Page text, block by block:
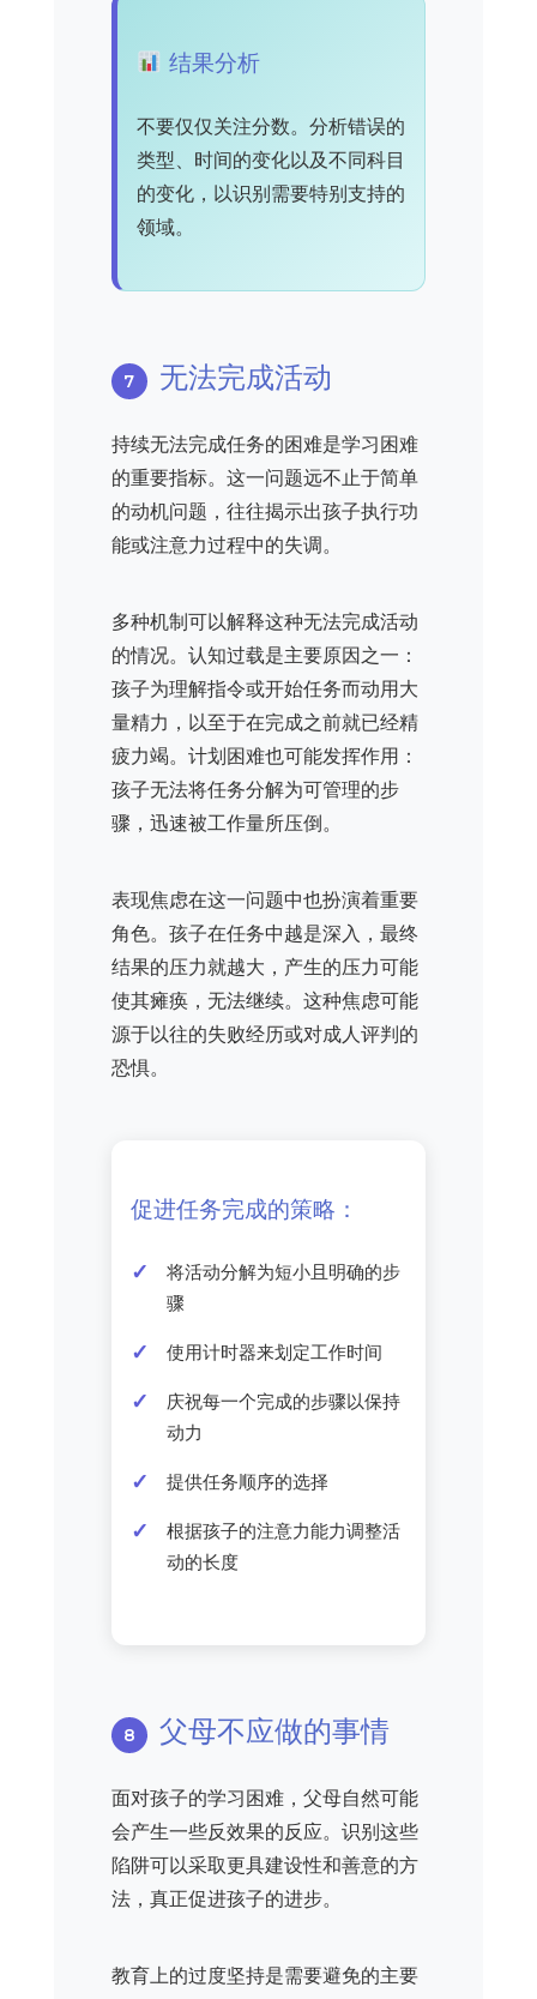
结果分析
不要仅仅关注分数。分析错误的
类型、时间的变化以及不同科目
的变化，以识别需要特别支持的
领域。
无法完成活动
持续无法完成任务的困难是学习困难
的重要指标。这一问题远不止于简单
的动机问题，往往揭示出孩子执行功
能或注意力过程中的失调。
多种机制可以解释这种无法完成活动
的情况。认知过载是主要原因之一：
孩子为理解指令或开始任务而动用大
量精力，以至于在完成之前就已经精
疲力竭。计划困难也可能发挥作用：
孩子无法将任务分解为可管理的步
骤，迅速被工作量所压倒。
表现焦虑在这一问题中也扮演着重要
角色。孩子在任务中越是深入，最终
结果的压力就越大，产生的压力可能
使其瘫痪，无法继续。这种焦虑可能
源于以往的失败经历或对成人评判的
恐惧。
促进任务完成的策略：
将活动分解为短小且明确的步
骤
使用计时器来划定工作时间
庆祝每一个完成的步骤以保持
动力
提供任务顺序的选择
根据孩子的注意力能力调整活
动的长度
父母不应做的事情
面对孩子的学习困难，父母自然可能
会产生一些反效果的反应。识别这些
陷阱可以采取更具建设性和善意的方
法，真正促进孩子的进步。
教育上的过度坚持是需要避免的主要